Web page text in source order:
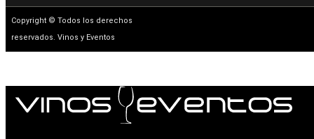
Copyright © Todos los derechos
reservados. Vinos y Eventos